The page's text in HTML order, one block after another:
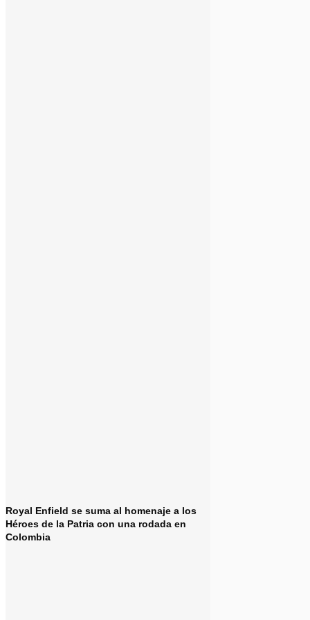
Royal Enfield se suma al homenaje a los
Héroes de la Patria con una rodada en
Colombia